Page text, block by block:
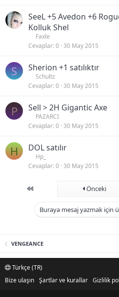
SeeL +5 Avedon +6
Kolluk Shel
Faxle
Cevaplar 0 30 May 2015
S Sherion +1 satılıktır
Schultz
Cevaplar 0 30 May 2015
P Sell > 2H Gigantic Axe
PAZARCI
Cevaplar 0 30 May 2015
H DOL satılır
Hp_
Cevaplar 0 30 May 2015
First Önceki
Buraya mesaj yazmak için
VENGEANCE
Türkçe (TR)
Bize ulaşın Şartlar ve kurallar Gizlilik